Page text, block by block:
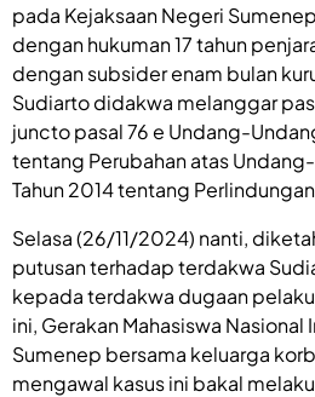
pada Kejaksaan Negeri
dengan hukuman 17 tahun
dengan subsider enam bulan
Sudiarto didakwa melanggar
juncto pasal 76 e Undang-
tentang Perubahan atas
Tahun 2014 tentang
Selasa (26/11/2024) nanti,
putusan terhadap terdakwa
kepada terdakwa dugaan
ini, Gerakan Mahasiswa Nasional
Sumenep bersama keluarga
mengawal kasus ini bakal